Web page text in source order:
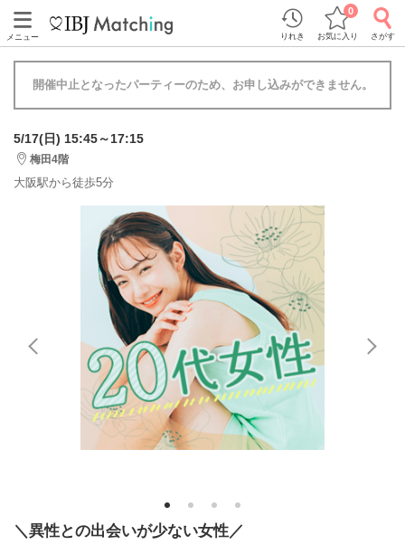
メニュー りれき お気に入り
0
さがす
開催中止となったパーティーのため、お申し込みができません。
5/17(日) 15:45～17:15
梅田4階
大阪駅から徒歩5分
1 2 3 4
＼異性との出会いが少ない女性／